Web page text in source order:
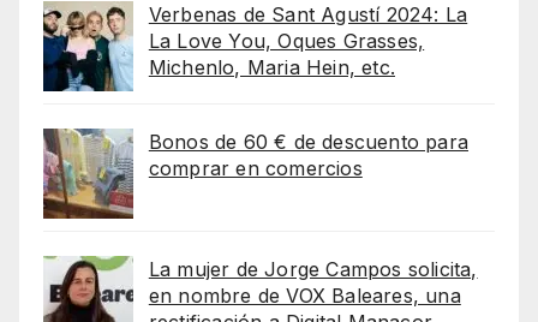
Verbenas de Sant Agustí 2024: La
La Love You, Oques Grasses,
Michenlo, Maria Hein, etc.
Bonos de 60 € de descuento para
comprar en comercios
La mujer de Jorge Campos solicita,
en nombre de VOX Baleares, una